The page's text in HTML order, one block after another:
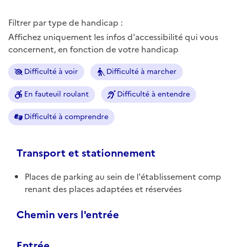
Filtrer par type de handicap :
Affichez uniquement les infos d'accessibilité qui vous
concernent, en fonction de votre handicap
Difficulté à voir Difficulté à marcher
En fauteuil roulant Difficulté à entendre
Difficulté à comprendre
Transport et stationnement
Places de parking au sein de l'établissement comp
renant des places adaptées et réservées
Chemin vers l'entrée